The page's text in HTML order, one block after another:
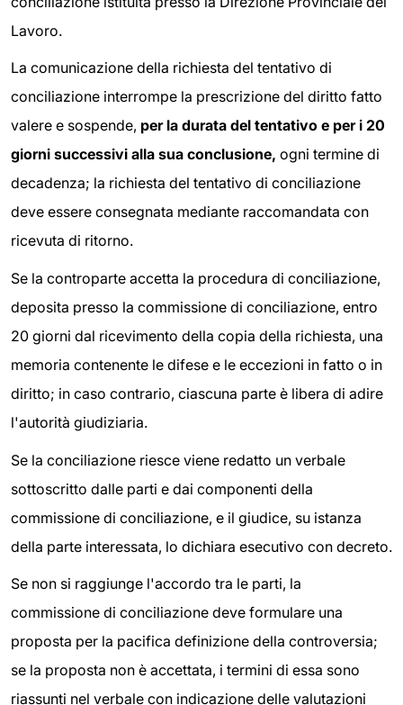
Lavoro.
La comunicazione della richiesta del tentativo di
conciliazione interrompe la prescrizione del diritto fatto
valere e sospende, per la durata del tentativo e per i 20
giorni successivi alla sua conclusione, ogni termine di
decadenza; la richiesta del tentativo di conciliazione
deve essere consegnata mediante raccomandata con
ricevuta di ritorno.
Se la controparte accetta la procedura di conciliazione,
deposita presso la commissione di conciliazione, entro
20 giorni dal ricevimento della copia della richiesta, una
memoria contenente le difese e le eccezioni in fatto o in
diritto; in caso contrario, ciascuna parte è libera di adire
l'autorità giudiziaria.
Se la conciliazione riesce viene redatto un verbale
sottoscritto dalle parti e dai componenti della
commissione di conciliazione, e il giudice, su istanza
della parte interessata, lo dichiara esecutivo con decreto.
Se non si raggiunge l'accordo tra le parti, la
commissione di conciliazione deve formulare una
proposta per la pacifica definizione della controversia;
se la proposta non è accettata, i termini di essa sono
riassunti nel verbale con indicazione delle valutazioni